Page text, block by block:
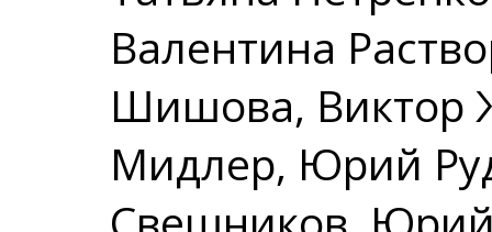
Валентина
Шишова, Виктор
Мидлер, Юрий